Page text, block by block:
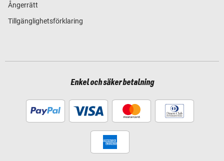
Ångerrätt
Tillgänglighetsförklaring
Enkel och säker betalning